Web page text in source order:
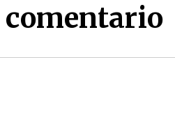
comentario